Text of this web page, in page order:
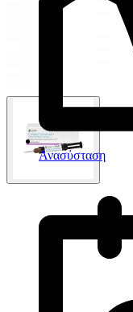
Ανασύσταση